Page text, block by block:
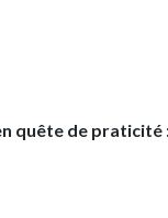
quête de